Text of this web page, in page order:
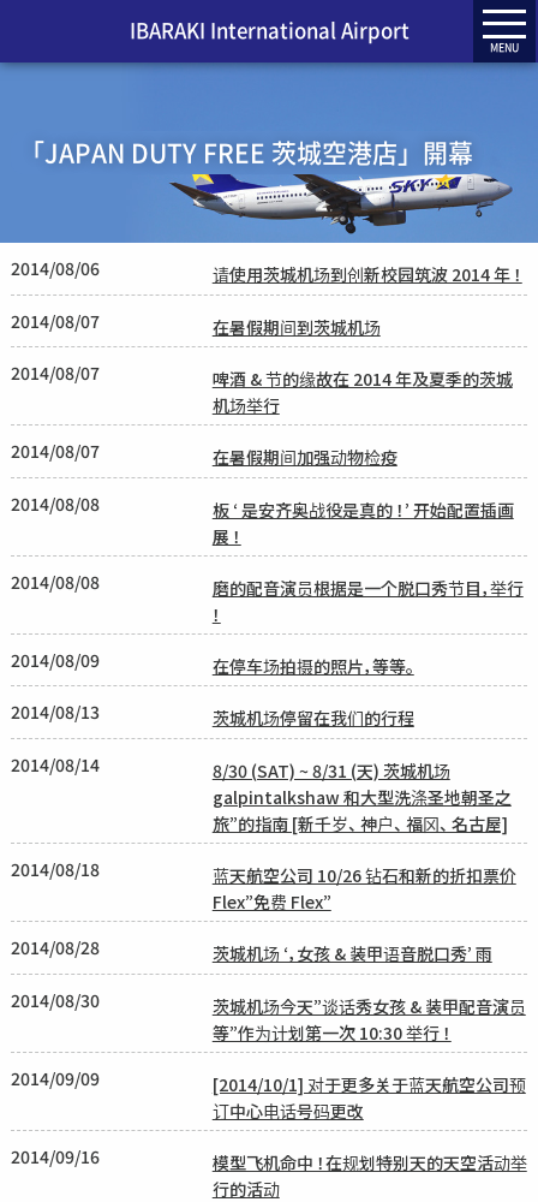
IBARAKI International Airport
MENU
「JAPAN DUTY FREE 茨城空港店」開幕
2014/08/06
请使用茨城机场到创新校园筑波 2014 年 ！
2014/08/07
在暑假期间到茨城机场
2014/08/07
啤酒 & 节的缘故在 2014 年及夏季的茨城
机场举行
2014/08/07
在暑假期间加强动物检疫
2014/08/08
板 ‘ 是安齐奥战役是真的 ！’ 开始配置插画
展 ！
2014/08/08
磨的配音演员根据是一个脱口秀节目，举行
！
2014/08/09
在停车场拍摄的照片，等等。
2014/08/13
茨城机场停留在我们的行程
2014/08/14
8/30 (SAT) ~ 8/31 (天) 茨城机场
galpintalkshaw 和大型洗涤圣地朝圣之
旅”的指南 [新千岁、 神户、 福冈、 名古屋]
2014/08/18
蓝天航空公司 10/26 钻石和新的折扣票价
Flex”免费 Flex”
2014/08/28
茨城机场 ‘，女孩 & 装甲语音脱口秀’ 雨
2014/08/30
茨城机场今天”谈话秀女孩 & 装甲配音演员
等”作为计划第一次 10:30 举行 ！
2014/09/09
[2014/10/1] 对于更多关于蓝天航空公司预
订中心电话号码更改
2014/09/16
模型飞机命中 ！在规划特别天的天空活动举
行的活动